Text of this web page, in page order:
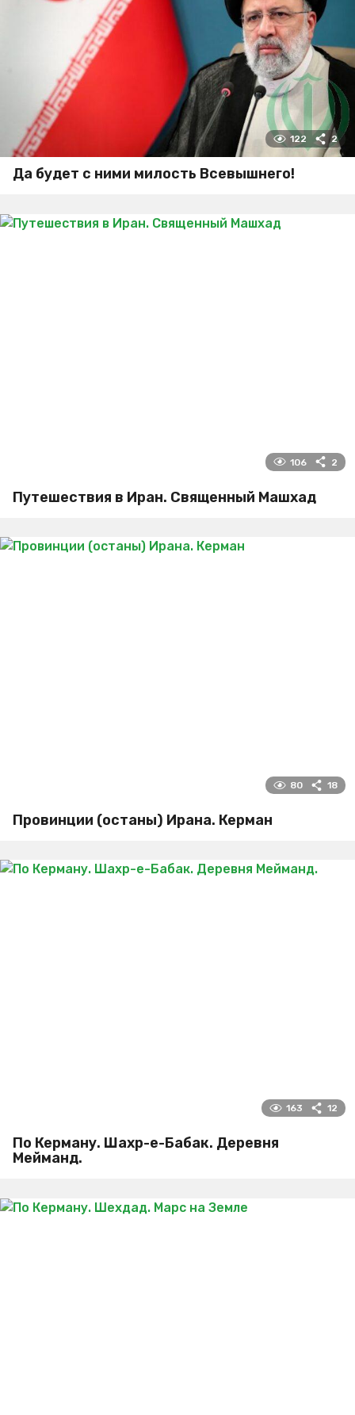
122 2
Да будет с ними милость Всевышнего!
106 2
Путешествия в Иран. Священный Машхад
80 18
Провинции (останы) Ирана. Керман
163 12
По Керману. Шахр-е-Бабак. Деревня
Мейманд.